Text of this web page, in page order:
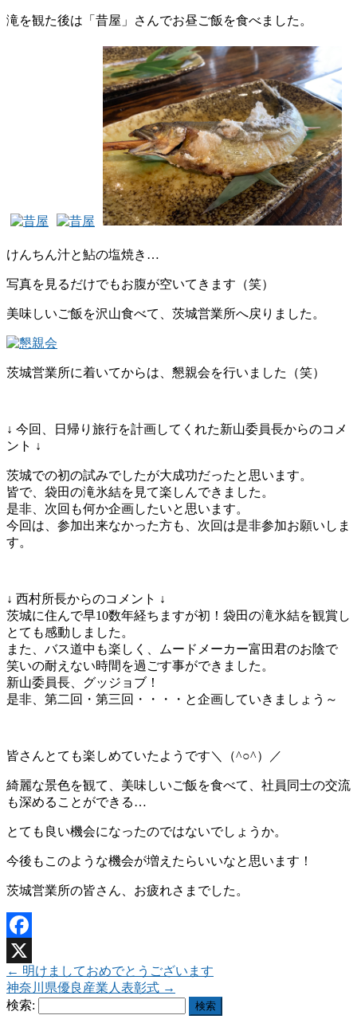
滝を観た後は「昔屋」さんでお昼ご飯を食べました。
けんちん汁と鮎の塩焼き…
写真を見るだけでもお腹が空いてきます（笑）
美味しいご飯を沢山食べて、茨城営業所へ戻りました。
茨城営業所に着いてからは、懇親会を行いました（笑）
↓ 今回、日帰り旅行を計画してくれた新山委員長からのコメ
ント ↓
茨城での初の試みでしたが大成功だったと思います。
皆で、袋田の滝氷結を見て楽しんできました。
是非、次回も何か企画したいと思います。
今回は、参加出来なかった方も、次回は是非参加お願いしま
す。
↓ 西村所長からのコメント ↓
茨城に住んで早10数年経ちますが初！袋田の滝氷結を観賞し
とても感動しました。
また、バス道中も楽しく、ムードメーカー富田君のお陰で
笑いの耐えない時間を過ごす事ができました。
新山委員長、グッジョブ！
是非、第二回・第三回・・・・と企画していきましょう～
皆さんとても楽しめていたようです＼（^○^）／
綺麗な景色を観て、美味しいご飯を食べて、社員同士の交流
も深めることができる…
とても良い機会になったのではないでしょうか。
今後もこのような機会が増えたらいいなと思います！
茨城営業所の皆さん、お疲れさまでした。
Facebook
X
← 明けましておめでとうございます
神奈川県優良産業人表彰式 →
検索: